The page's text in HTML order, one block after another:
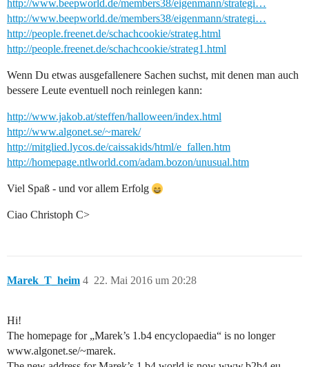
http://www.beepworld.de/members38/eigenmann/strategi…
http://www.beepworld.de/members38/eigenmann/strategi…
http://people.freenet.de/schachcookie/strateg.html
http://people.freenet.de/schachcookie/strateg1.html
Wenn Du etwas ausgefallenere Sachen suchst, mit denen man auch
bessere Leute eventuell noch reinlegen kann:
http://www.jakob.at/steffen/halloween/index.html
http://www.algonet.se/~marek/
http://mitglied.lycos.de/caissakids/html/e_fallen.htm
http://homepage.ntlworld.com/adam.bozon/unusual.htm
Viel Spaß - und vor allem Erfolg
Ciao Christoph C>
Marek_T_heim 22. Mai 2016 um 20:28
4
Hi!
The homepage for „Marek’s 1.b4 encyclopaedia“ is no longer
www.algonet.se/~marek.